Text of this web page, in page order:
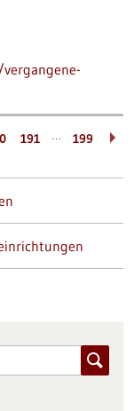
191 … 199